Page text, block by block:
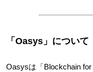
「Oasys」について
Oasysは「Blockchain